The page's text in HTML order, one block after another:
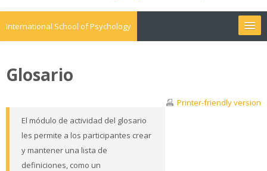
International School of Psychology
Glosario
Printer-friendly version
El módulo de actividad del glosario
les permite a los participantes crear
y mantener una lista de
definiciones, como un